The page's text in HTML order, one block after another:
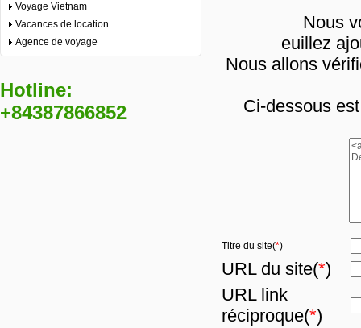
Voyage Vietnam
Vacances de location
Agence de voyage
Hotline:
+84387866852
Nous
euillez
Nous allons
Ci-dessous
Titre du site(*)
URL du site(*)
URL link
réciproque(*)